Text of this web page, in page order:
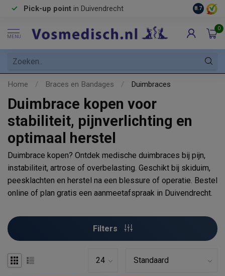
Pick-up point in Duivendrecht 8.7
MENU
0
Home / Braces en Bandages / Duimbraces
Duimbrace kopen voor
stabiliteit, pijnverlichting en
optimaal herstel
Duimbrace kopen? Ontdek medische duimbraces bij pijn,
instabiliteit, artrose of overbelasting. Geschikt bij skiduim,
peesklachten en herstel na een blessure of operatie. Bestel
online of plan gratis een aanmeetafspraak in Duivendrecht.
Filters